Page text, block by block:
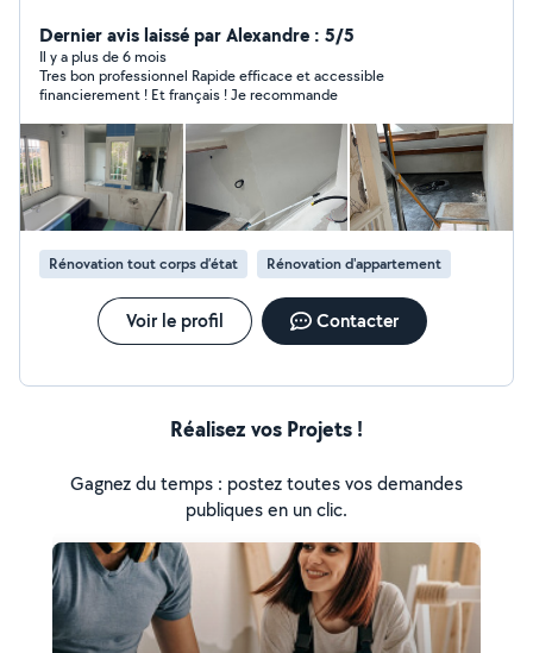
Dernier avis laissé par Alexandre : 5/5
Il y a plus de 6 mois
Tres bon professionnel Rapide efficace et accessible
financierement ! Et français ! Je recommande
Rénovation tout corps d’état Rénovation d'appartement
Voir le profil Contacter
Réalisez vos Projets !
Gagnez du temps : postez toutes vos demandes
publiques en un clic.